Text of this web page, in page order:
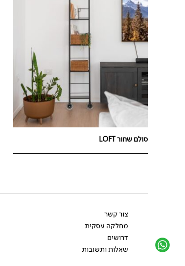
סולם שחור LOFT
צור קשר
מחלקה עסקית
דרושים
שאלות ותשובות